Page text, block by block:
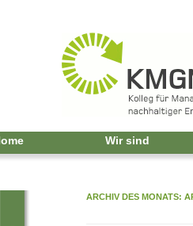
Wir sind
ARCHIV DES MONATS: